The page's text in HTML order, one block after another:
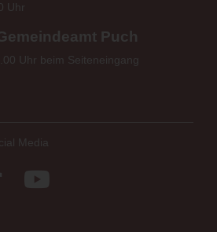
Uhr
Puch
Uhr beim Seiteneingang
Media